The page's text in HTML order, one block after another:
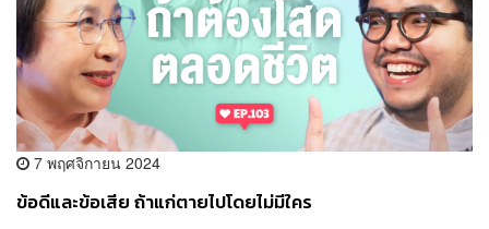
7 พฤศจิกายน 2024
ข้อดีและข้อเสีย ถ้าแก่ตายไปโดยไม่มีใคร